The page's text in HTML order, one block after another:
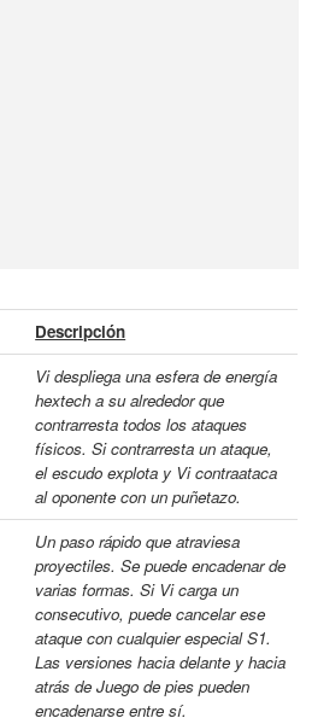
Descripción
Vi despliega una esfera de energía
hextech a su alrededor que
contrarresta todos los ataques
físicos. Si contrarresta un ataque,
el escudo explota y Vi contraataca
al oponente con un puñetazo.
Un paso rápido que atraviesa
proyectiles. Se puede encadenar de
varias formas. Si Vi carga un
consecutivo, puede cancelar ese
ataque con cualquier especial S1.
Las versiones hacia delante y hacia
atrás de Juego de pies pueden
encadenarse entre sí.